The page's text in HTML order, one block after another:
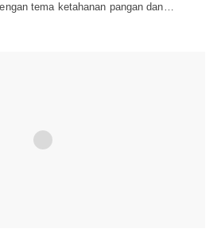
tema ketahanan pangan dan…